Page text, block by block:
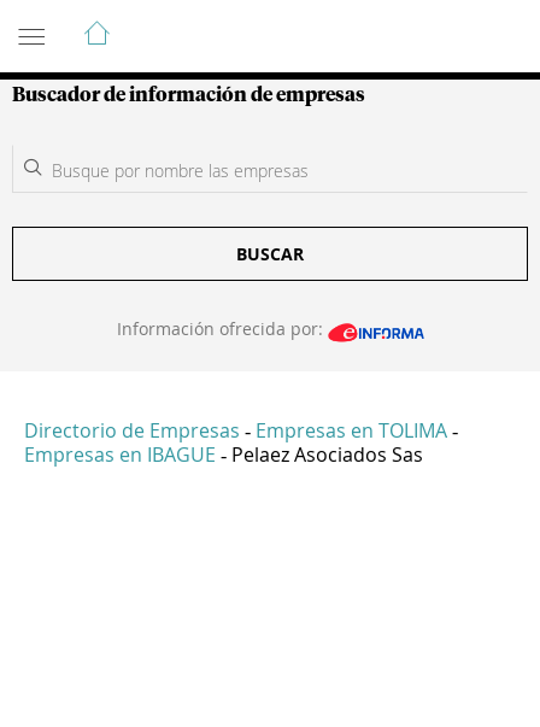
Guía de Empresas Colombianas
Buscador de información de empresas
BUSCAR
Información ofrecida por:
Directorio de Empresas - Empresas en TOLIMA -
Empresas en IBAGUE - Pelaez Asociados Sas